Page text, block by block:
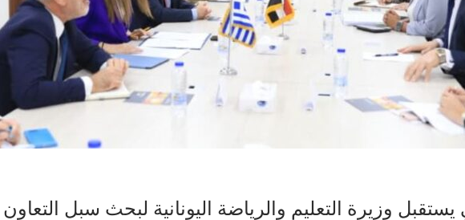
يستقبل وزيرة التعليم والرياضة اليونانية لبحث سبل التعاون